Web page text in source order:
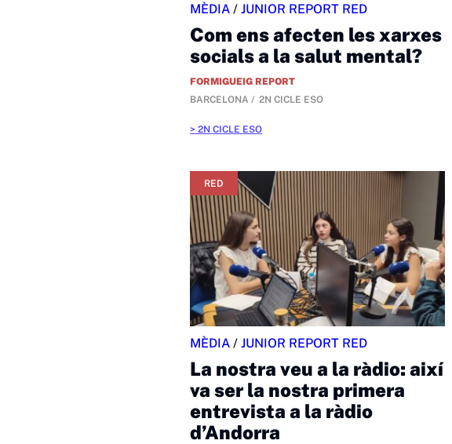
MÈDIA / JUNIOR REPORT RED
Com ens afecten les xarxes
socials a la salut mental?
FORMIGUEIG REPORT
BARCELONA
2N CICLE ESO
2N CICLE ESO
RED
MÈDIA / JUNIOR REPORT RED
La nostra veu a la ràdio: així
va ser la nostra primera
entrevista a la ràdio
d’Andorra